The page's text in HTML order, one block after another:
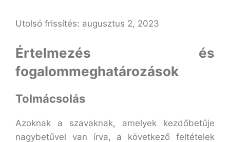
Utolsó frissítés: augusztus 2, 2023
Értelmezés és
fogalommeghatározások
Tolmácsolás
Azoknak a szavaknak, amelyek kezdőbetűje
nagybetűvel van írva, a következő feltételek